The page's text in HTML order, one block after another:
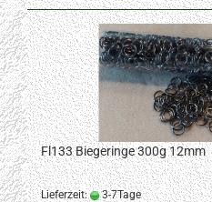
Fl133 Biegeringe 300g 12mm
Lieferzeit:
3-7Tage